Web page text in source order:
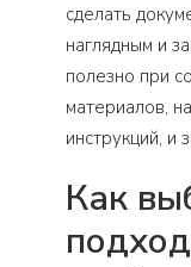
сделать
наглядным и
полезно при
материалов,
инструкций, и
Как